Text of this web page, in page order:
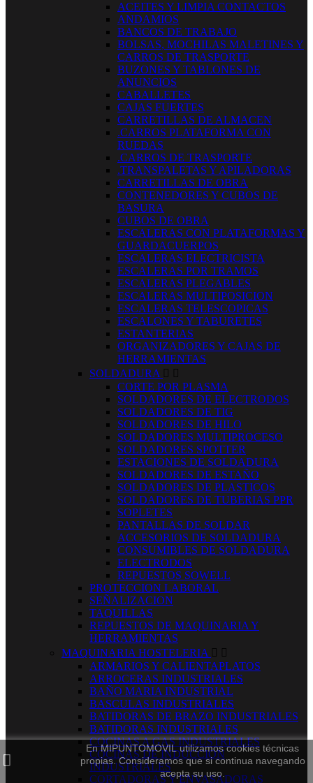
En MIPUNTOMOVIL utilizamos cookies técnicas
propias. Consideramos que si continua navegando
acepta su uso.
ACEITES Y LIMPIA CONTACTOS
ANDAMIOS
BANCOS DE TRABAJO
BOLSAS, MOCHILAS MALETINES Y
CARROS DE TRASPORTE
BUZONES Y TABLONES DE
ANUNCIOS
CABALLETES
CAJAS FUERTES
CARRETILLAS DE ALMACEN
.CARROS PLATAFORMA CON
RUEDAS
.CARROS DE TRASPORTE
.TRANSPALETAS Y APILADORAS
CARRETILLAS DE OBRA
CONTENEDORES Y CUBOS DE
BASURA
CUBOS DE OBRA
ESCALERAS CON PLATAFORMAS Y
GUARDACUERPOS
ESCALERAS ELECTRICISTA
ESCALERAS POR TRAMOS
ESCALERAS PLEGABLES
ESCALERAS MULTIPOSICION
ESCALERAS TELESCOPICAS
ESCALONES Y TABURETES
ESTANTERIAS
ORGANIZADORES Y CAJAS DE
HERRAMIENTAS
SOLDADURA  
CORTE POR PLASMA
SOLDADORES DE ELECTRODOS
SOLDADORES DE TIG
SOLDADORES DE HILO
SOLDADORES MULTIPROCESO
SOLDADORES SPOTTER
ESTACIONES DE SOLDADURA
SOLDADORES DE ESTAÑO
SOLDADORES DE PLASTICOS
SOLDADORES DE TUBERIAS PPR
SOPLETES
PANTALLAS DE SOLDAR
ACCESORIOS DE SOLDADURA
CONSUMIBLES DE SOLDADURA
ELECTRODOS
REPUESTOS SOWELL
PROTECCION LABORAL
SEÑALIZACION
TAQUILLAS
REPUESTOS DE MAQUINARIA Y
HERRAMIENTAS
MAQUINARIA HOSTELERIA  
ARMARIOS Y CALIENTAPLATOS
ARROCERAS INDUSTRIALES
BAÑO MARIA INDUSTRIAL
BASCULAS INDUSTRIALES
BATIDORAS DE BRAZO INDUSTRIALES
BATIDORAS INDUSTRIALES
COCINAS A GAS INDUSTRIALES
COCINAS DE INDUCCION
INDUSTRIALES
CORTADORAS Y ENVASADORAS